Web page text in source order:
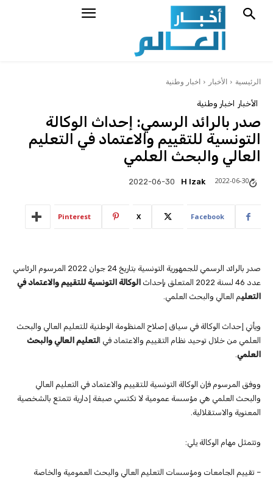
الرئيسية الأخبار اخبار وطنية
الأخبار اخبار وطنية
صدر بالرائد الرسمي: إحداث الوكالة
التونسية للتقييم والاعتماد في التعليم
العالي والبحث العلمي
H Izak
2022-06-30 2022-06-30
Facebook
X
Pinterest
صدر بالرائد الرسمي للجمهورية التونسية بتاريخ 24 جوان 2022 المرسوم الرئاسي
عدد 46 لسنة 2022 المتعلق بإحداث
الوكالة التونسية للتقييم والاعتماد في
التعليم العالي والبحث العلمي.
ويأتي إحداث الوكالة في سياق إصلاح المنظومة الوطنية للتعليم العالي والبحث
العلمي من خلال توحيد نظام التقييم والاعتماد في ا لتعليم العالي والبحث
العلمي.
ووفق المرسوم فإن الوكالة التونسية للتقييم والاعتماد في التعليم العالي
والبحث العلمي هي مؤسسة عمومية لا تكتسي صبغة إدارية تتمتع بالشخصية
المعنوية والاستقلالية.
وتتمثل مهام الوكالة يلي:
– تقييم الجامعات ومؤسسات التعليم العالي والبحث العمومية والخاصة